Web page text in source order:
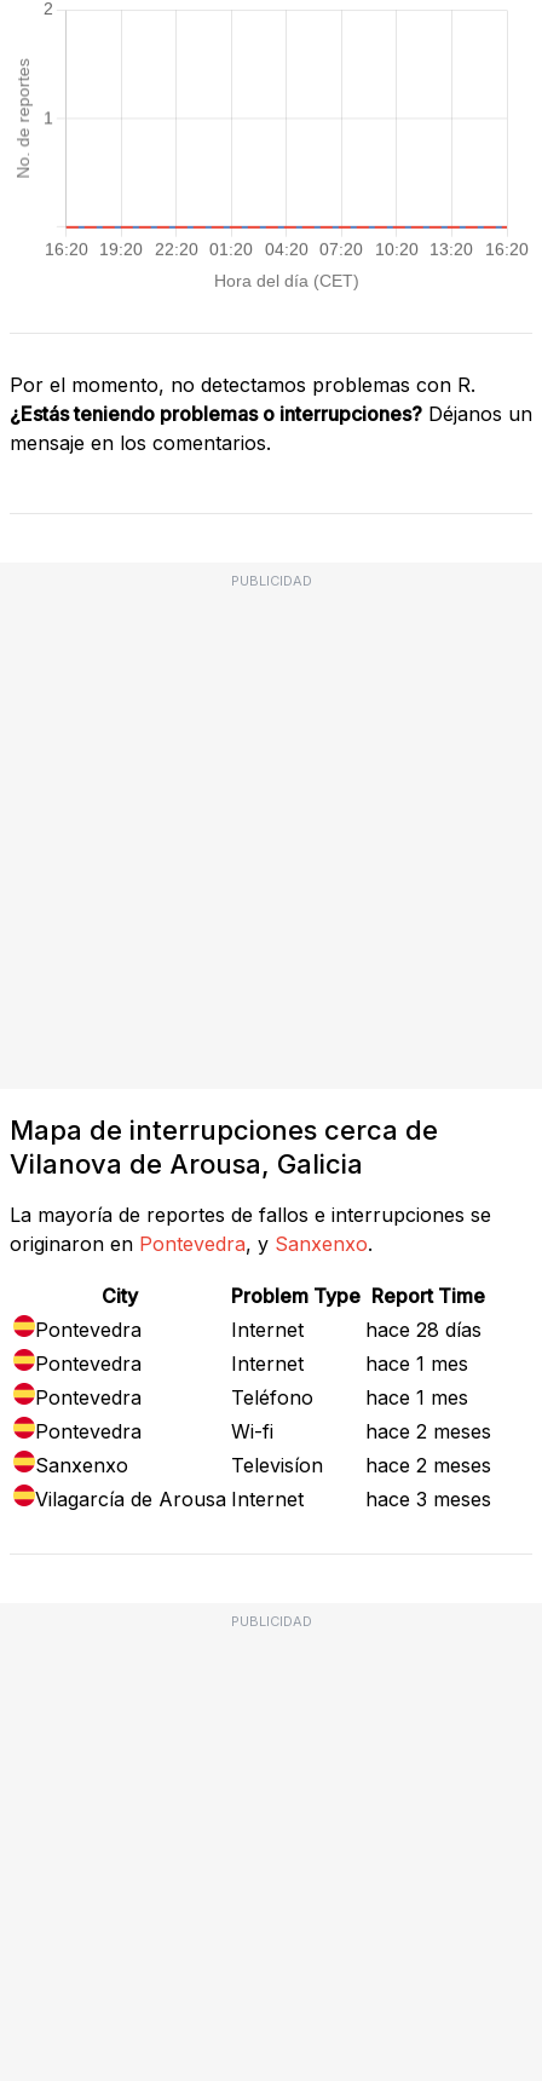
Por el momento, no detectamos problemas con R.
¿Estás teniendo problemas o interrupciones? Déjanos un
mensaje en los comentarios.
PUBLICIDAD
Mapa de interrupciones cerca de
Vilanova de Arousa, Galicia
La mayoría de reportes de fallos e interrupciones se
originaron en Pontevedra, y Sanxenxo.
City Problem Type Report Time
Pontevedra
Internet
hace 28 días
Pontevedra
Internet
hace 1 mes
Pontevedra
Teléfono
hace 1 mes
Pontevedra
Wi-fi
hace 2 meses
Sanxenxo
Televisíon
hace 2 meses
Vilagarcía de Arousa Internet hace 3 meses
PUBLICIDAD